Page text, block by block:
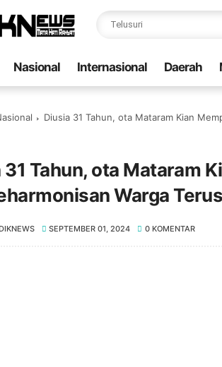
Nasional Internasional Daerah
Diusia 31 Tahun, ota Mataram Kian
31 Tahun, ota Mataram
Warga
SEPTEMBER 01, 2024 0 KOMENTAR